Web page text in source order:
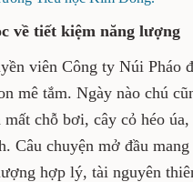
về tiết kiệm năng lượng
viên Công ty Núi Pháo
mê tắm. Ngày nào chú
chỗ bơi, cây cỏ héo
Câu chuyện mở đầu
hợp lý, tài nguyên